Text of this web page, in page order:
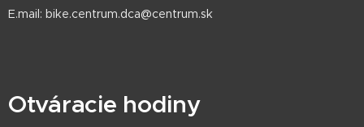
E.mail: bike.centrum.dca@centrum.sk
Otváracie hodiny